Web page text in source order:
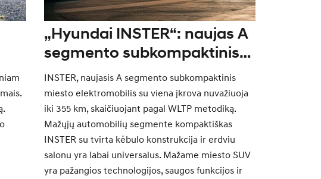
„Hyundai INSTER“: naujas A
segmento subkompaktinis
elektromobilis – unikalus
dizainas, didelis
nuvažiuojamas atstumas,
universalumas
INSTER, naujasis A segmento subkompaktinis
miesto elektromobilis su viena įkrova nuvažiuoja
iki 355 km, skaičiuojant pagal WLTP metodiką.
Mažųjų automobilių segmente kompaktiškas
INSTER su tvirta kėbulo konstrukcija ir erdviu
salonu yra labai universalus. Mažame miesto SUV
yra pažangios technologijos, saugos funkcijos ir